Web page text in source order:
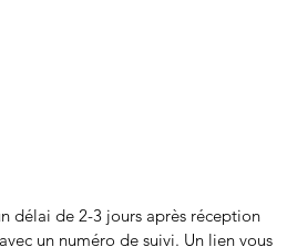
délai de 2-3 jours après réception
un numéro de suivi. Un lien vous